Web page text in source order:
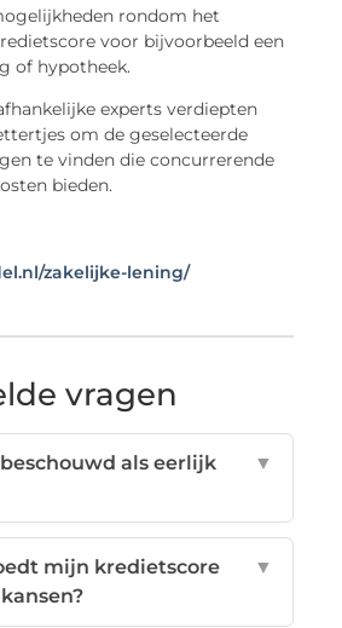
rondom het
voor bijvoorbeeld een
of hypotheek.
experts verdiepten
om de geselecteerde
te vinden die concurrerende
bieden.
zakelijke-lening/
vragen
als eerlijk
▼
mijn kredietscore
▼